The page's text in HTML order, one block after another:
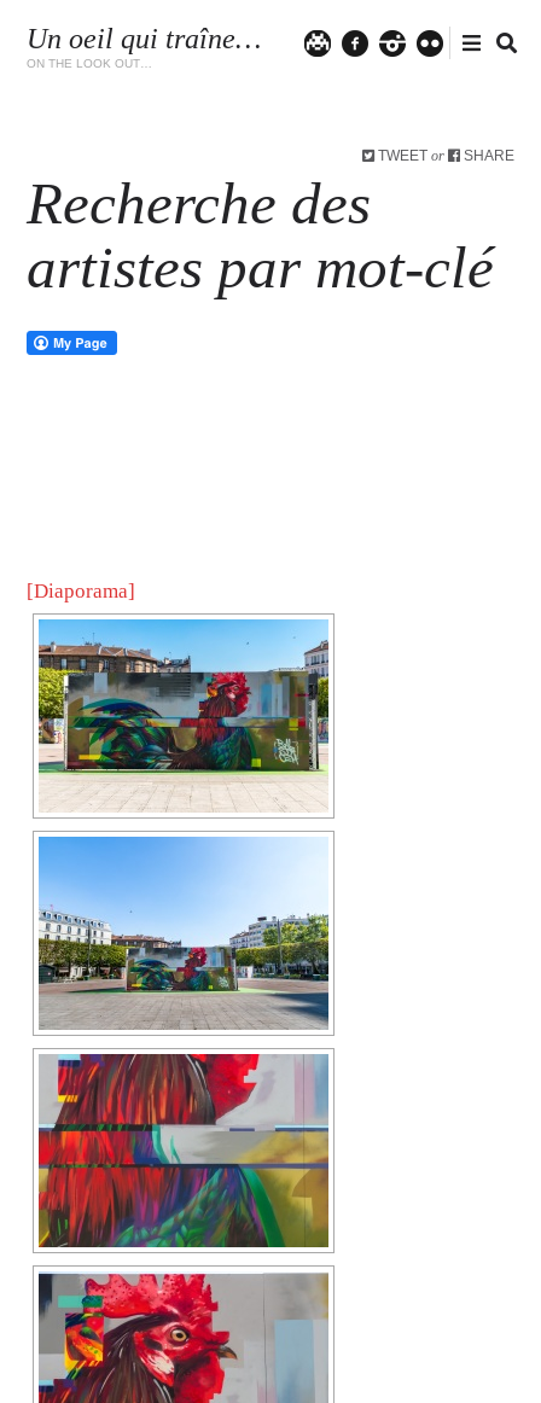
Un oeil qui traîne…
ON THE LOOK OUT…
TWEET or SHARE
Recherche des
artistes par mot-clé
[Diaporama]